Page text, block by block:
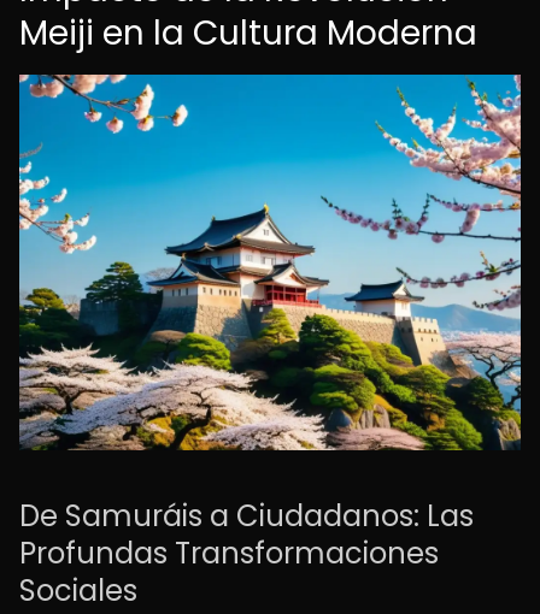
Meiji en la Cultura Moderna
De Samuráis a Ciudadanos: Las
Profundas Transformaciones
Sociales